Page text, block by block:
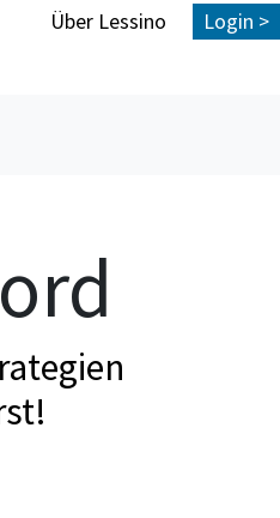
Über Lessino Login >